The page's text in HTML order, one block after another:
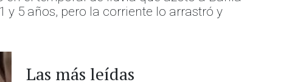
y 5 años, pero la corriente lo arrastró y
Las más leídas